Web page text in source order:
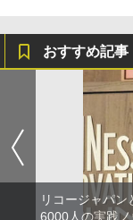
おすすめ記事
リコージャパ
6000人の実践